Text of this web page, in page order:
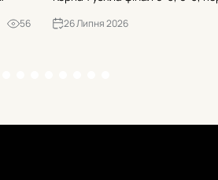
56
програних домашніх фіналів.
26 Липня 2026